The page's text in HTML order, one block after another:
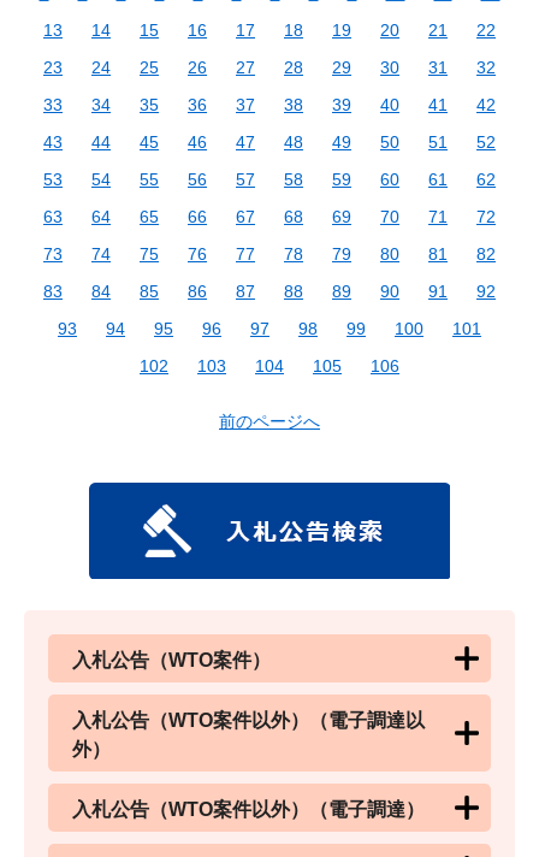
13
14 15 16 17 18 19 20 21
22
23
24 25 26 27 28 29 30 31
32
33
34 35 36 37 38 39 40 41
42
43
44 45 46 47 48 49 50 51
52
53
54 55 56 57 58 59 60 61
62
63
64 65 66 67 68 69 70 71
72
73
74 75 76 77 78 79 80 81
82
83
84 85 86 87 88 89 90 91
92
93
94 95 96 97 98 99 100
101
102
103 104 105 106
前のページへ
入札公告（WTO案件）
入札公告（WTO案件以外）（電子調達以
外）
入札公告（WTO案件以外）（電子調達）